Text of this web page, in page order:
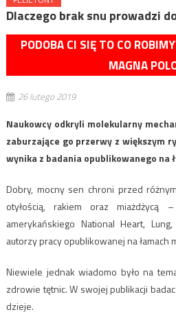
Dlaczego brak snu prowadzi
PODOBA CI SIĘ TO CO
MAGNA
26 lutego 2019
Naukowcy odkryli molekularny
zaburzające go przerwy z większym
wynika z badania opublikowanego na
Dobry, mocny sen chroni przed
otyłością, rakiem oraz miażdżycą
amerykańskiego National Heart,
autorzy pracy opublikowanej na łamach
Niewiele jednak wiadomo było na
zdrowie tętnic. W swojej publikacji
dzieje.